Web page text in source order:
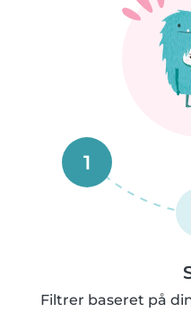
1
Filtrer baseret på